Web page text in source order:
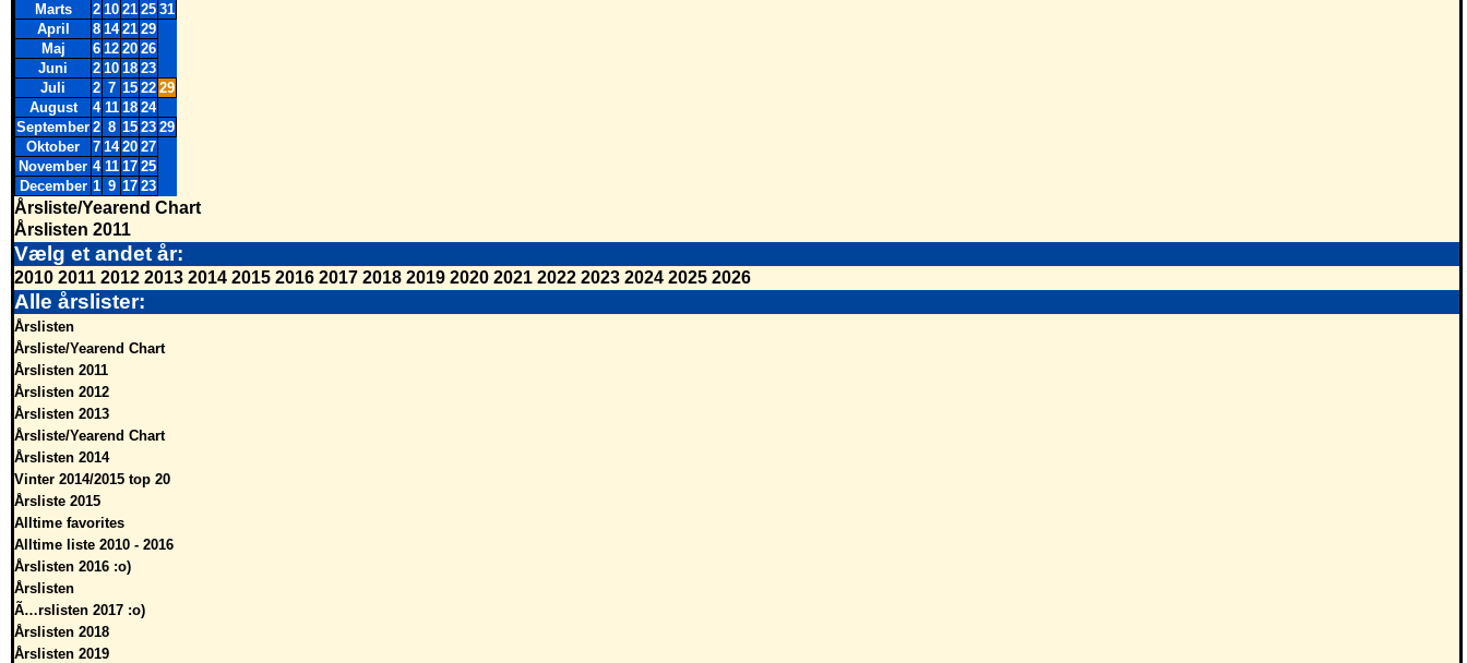
Marts
2 10 21 25 31
April
8 14 21 29
Maj
6 12 20 26
Juni
2 10 18 23
Juli
2 7 15 22 29
August
4 11 18 24
September 2 8 15 23 29
Oktober
7 14 20 27
November 4 11 17 25
December 1 9 17 23
Årsliste/Yearend Chart
Årslisten 2011
Vælg et andet år:
2010 2011 2012 2013 2014 2015 2016 2017 2018 2019 2020 2021 2022 2023 2024 2025 2026
Alle årslister:
Årslisten
Årsliste/Yearend Chart
Årslisten 2011
Årslisten 2012
Årslisten 2013
Årsliste/Yearend Chart
Årslisten 2014
Vinter 2014/2015 top 20
Årsliste 2015
Alltime favorites
Alltime liste 2010 - 2016
Årslisten 2016 :o)
Årslisten
Ã…rslisten 2017 :o)
Årslisten 2018
Årslisten 2019